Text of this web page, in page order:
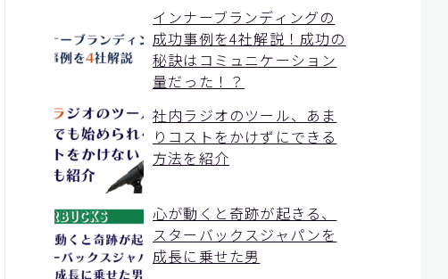
インナーブランディングの
成功事例を4社解説！成功の
秘訣はコミュニケーション
量だった！？
社内ラジオのツール、あま
りコストをかけずにできる
方法を紹介
心が動くと奇跡が起きる、
スターバックスジャパンを
成長に乗せた男